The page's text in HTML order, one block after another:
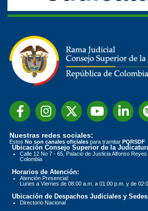
Nuestras redes sociales:
Estos No son canales oficiales para tramitar PQRSDF
Ubicación Consejo Superior de la
Calle 12 No 7 - 65, Palacio de Justicia Alfonso
Colombia
Horarios de Atención:
Atención Presencial:
Lunes a Viernes de 08:00 a.m. a 01:00 p.m. y de
Ubicación de Despachos Judiciales y
Directorio Nacional